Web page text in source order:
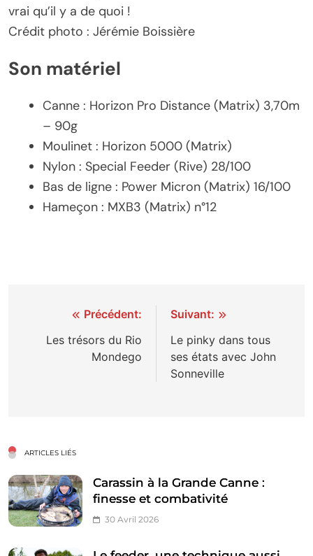
vrai qu’il y a de quoi !
Crédit photo : Jérémie Boissière
Son matériel
Canne : Horizon Pro Distance (Matrix) 3,70m
– 90g
Moulinet : Horizon 5000 (Matrix)
Nylon : Special Feeder (Rive) 28/100
Bas de ligne : Power Micron (Matrix) 16/100
Hameçon : MXB3 (Matrix) n°12
NavigationPrécédent:
Les trésors du Rio
Mondego
Suivant:
Le pinky dans tous
ses états avec John
Sonneville
ARTICLES LIÉS
Carassin à la Grande Canne :
finesse et combativité
30 Avril 2026